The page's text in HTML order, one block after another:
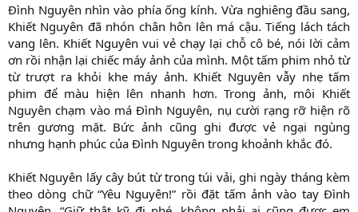
Đình Nguyên nhìn vào phía ống kính. Vừa nghiêng đầu sang,
Khiết Nguyên đã nhón chân hôn lên má cậu. Tiếng lách tách
vang lên. Khiết Nguyên vui vẻ chạy lại chỗ cô bé, nói lời cảm
ơn rồi nhận lại chiếc máy ảnh của mình. Một tấm phim nhỏ từ
từ trượt ra khỏi khe máy ảnh. Khiết Nguyên vẫy nhẹ tấm
phim để màu hiện lên nhanh hơn. Trong ảnh, môi Khiết
Nguyên chạm vào má Đình Nguyên, nụ cười rạng rỡ hiện rõ
trên gương mặt. Bức ảnh cũng ghi được vẻ ngại ngùng
nhưng hạnh phúc của Đình Nguyên trong khoảnh khắc đó.
Khiết Nguyên lấy cây bút từ trong túi vải, ghi ngày tháng kèm
theo dòng chữ “Yêu Nguyên!” rồi đặt tấm ảnh vào tay Đình